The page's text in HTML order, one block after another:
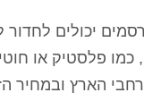
יכולים
פלסטיק או
הארץ ובמחיר